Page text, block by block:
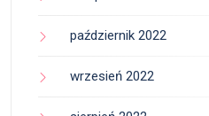
październik 2022
wrzesień 2022